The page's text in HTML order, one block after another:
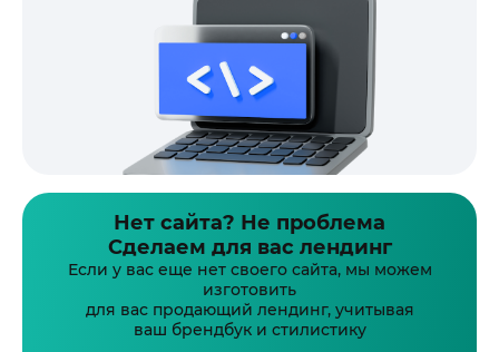
Нет сайта? Не проблема
Сделаем для вас лендинг
Если у вас еще нет своего сайта, мы можем
изготовить
для вас продающий лендинг, учитывая
ваш брендбук и стилистику